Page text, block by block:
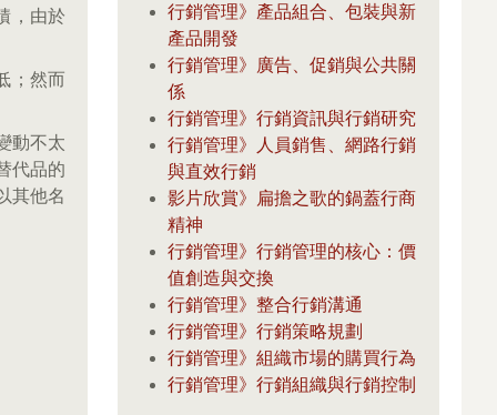
，由於
；然而
動不太
代品的
其他名
行銷管理》產品組合、包裝與新
產品開發
行銷管理》廣告、促銷與公共關
係
行銷管理》行銷資訊與行銷研究
行銷管理》人員銷售、網路行銷
與直效行銷
影片欣賞》扁擔之歌的鍋蓋行商
精神
行銷管理》行銷管理的核心：價
值創造與交換
行銷管理》整合行銷溝通
行銷管理》行銷策略規劃
行銷管理》組織市場的購買行為
行銷管理》行銷組織與行銷控制